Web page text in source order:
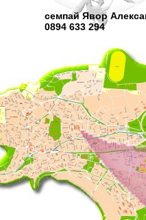
семпай Явор
0894 633 294